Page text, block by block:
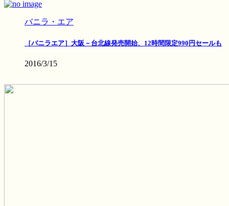
バニラ・エア
［バニラエア］大阪－台北線発売開始、12時間限定990円セールも
2016/3/15